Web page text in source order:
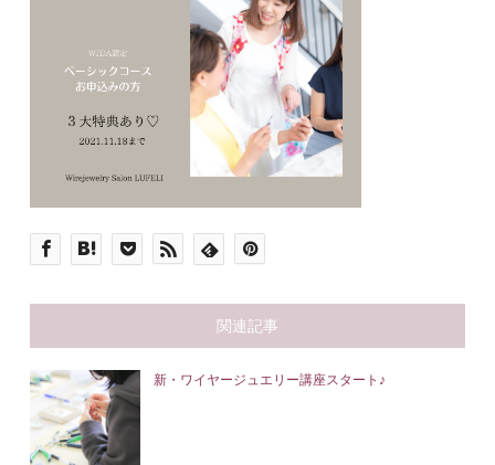
関連記事
新・ワイヤージュエリー講座スタート♪